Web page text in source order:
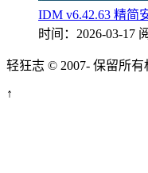
IDM v6.42.63 精
时间：2026-03-17
轻狂志 © 2007- 保留所有
↑